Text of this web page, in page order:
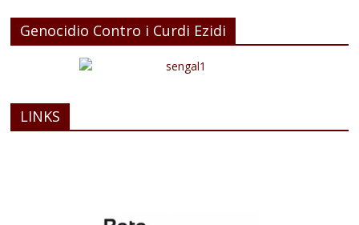
Genocidio Contro i Curdi Ezidi
LINKS